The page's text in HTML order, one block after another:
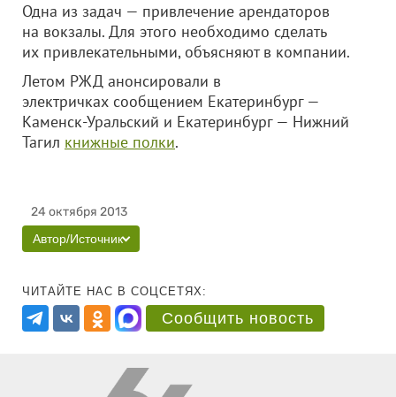
Одна из задач — привлечение арендаторов
на вокзалы. Для этого необходимо сделать
их привлекательными, объясняют в компании.
Летом РЖД анонсировали в
электричках сообщением Екатеринбург —
Каменск-Уральский и Екатеринбург — Нижний
Тагил книжные полки.
24 октября 2013
Автор/Источник
ЧИТАЙТЕ НАС В СОЦСЕТЯХ:
Сообщить новость